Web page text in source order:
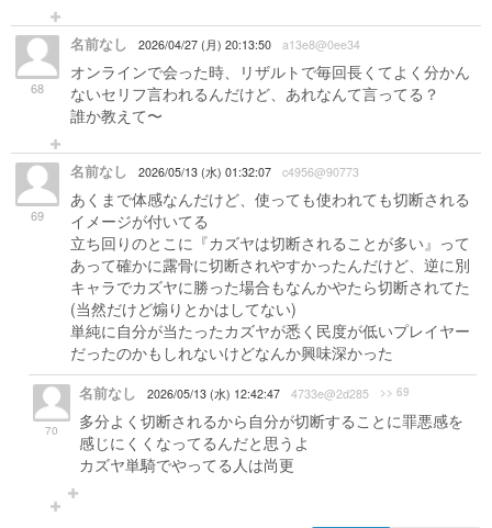
68
名前なし 2026/04/27 (月) 20:13:50 a13e8@0ee34
オンラインで会った時、リザルトで毎回長くてよく分かん
ないセリフ言われるんだけど、あれなんて言ってる？
誰か教えて〜
69
名前なし 2026/05/13 (水) 01:32:07 c4956@90773
あくまで体感なんだけど、使っても使われても切断される
イメージが付いてる
立ち回りのとこに『カズヤは切断されることが多い』って
あって確かに露骨に切断されやすかったんだけど、逆に別
キャラでカズヤに勝った場合もなんかやたら切断されてた
(当然だけど煽りとかはしてない)
単純に自分が当たったカズヤが悉く民度が低いプレイヤー
だったのかもしれないけどなんか興味深かった
70
名前なし 2026/05/13 (水) 12:42:47 4733e@2d285 >> 69
多分よく切断されるから自分が切断することに罪悪感を
感じにくくなってるんだと思うよ
カズヤ単騎でやってる人は尚更